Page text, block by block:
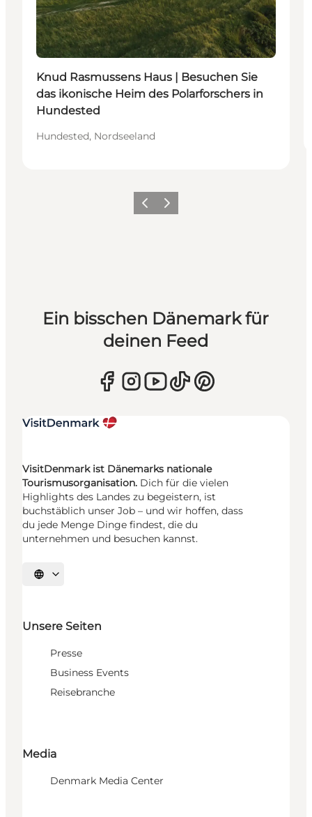
Knud Rasmussens Haus | Besuchen Sie
das ikonische Heim des Polarforschers in
Hundested
Hundested, Nordseeland
ZurückWeiter
Ein bisschen Dänemark für
deinen Feed
VisitDenmark ist Dänemarks nationale
Tourismusorganisation. Dich für die vielen
Highlights des Landes zu begeistern, ist
buchstäblich unser Job – und wir hoffen, dass
du jede Menge Dinge findest, die du
unternehmen und besuchen kannst.
Sprache auswählen
Unsere Seiten
Presse
Business Events
Reisebranche
Media
Denmark Media Center